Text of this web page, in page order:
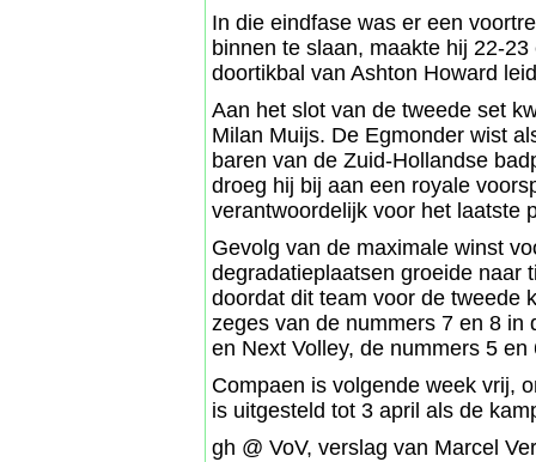
In die eindfase was er een
binnen te slaan, maakte hij 22-
doortikbal van Ashton Howard
Aan het slot van de tweede set
Milan Muijs. De Egmonder wist
baren van de Zuid-Hollandse
droeg hij bij aan een royale
verantwoordelijk voor het laatste
Gevolg van de maximale winst
degradatieplaatsen groeide naar
doordat dit team voor de tweede
zeges van de nummers 7 en 8 in
en Next Volley, de nummers 5
Compaen is volgende week vrij,
is uitgesteld tot 3 april als de
gh @ VoV, verslag van Marcel